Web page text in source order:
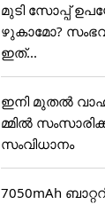
മുടി സോപ്പ്
ഴുകാമോ?
ഇത്...
ഇനി മുതൽ
മ്മിൽ
സംവിധാനം
7050mAh